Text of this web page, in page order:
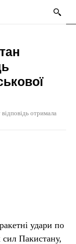
отримала
удари по
сил Пакистану,